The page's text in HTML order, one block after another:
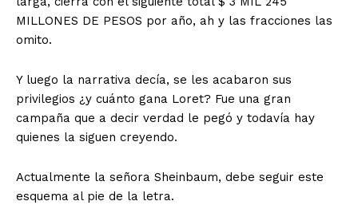
MILLONES DE PESOS por año, ah y las fracciones las
omito.
Y luego la narrativa decía, se les acabaron sus
privilegios ¿y cuánto gana Loret? Fue una gran
campaña que a decir verdad le pegó y todavía hay
quienes la siguen creyendo.
Actualmente la señora Sheinbaum, debe seguir este
esquema al pie de la letra.